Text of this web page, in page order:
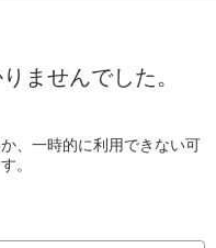
ませんでした。
、一時的に利用できない可
。